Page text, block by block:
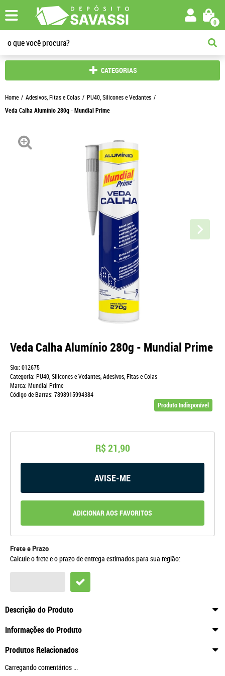
0
CATEGORIAS
Home Adesivos, Fitas e Colas
PU40, Silicones e Vedantes
Veda Calha Alumínio 280g - Mundial Prime
Veda Calha Alumínio 280g - Mundial Prime
Sku: 012675
Categoria: PU40, Silicones e Vedantes,Adesivos, Fitas e Colas
Marca: Mundial Prime
Código de Barras: 7898915994384
Produto Indisponível
R$ 21,90
AVISE-ME
ADICIONAR AOS FAVORITOS
Frete e Prazo
Calcule o frete e o prazo de entrega estimados para sua região:
Descrição do Produto
Informações do Produto
Produtos Relacionados
Carregando comentários ...